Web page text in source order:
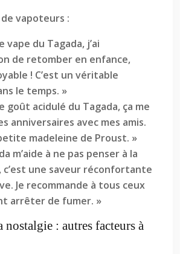
vapoteurs :
vape du Tagada, j’ai
de retomber en enfance,
! C’est un véritable
le temps. »
goût acidulé du Tagada, ça me
anniversaires avec mes amis.
madeleine de Proust. »
m’aide à ne pas penser à la
une saveur réconfortante
Je recommande à tous ceux
arrêter de fumer. »
nostalgie : autres facteurs à